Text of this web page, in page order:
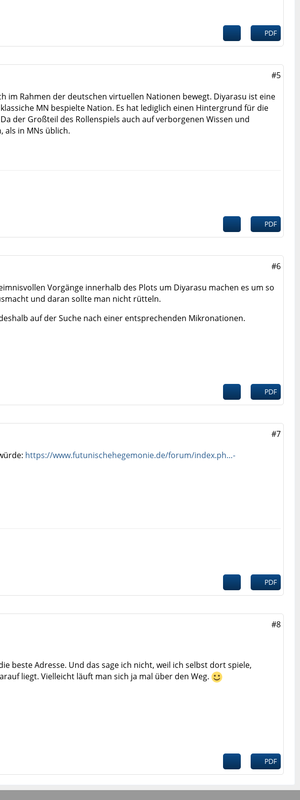
PDF
#5
im Rahmen der deutschen virtuellen Nationen bewegt. Diyarasu ist eine
MN bespielte Nation. Es hat lediglich einen Hintergrund für die
der Großteil des Rollenspiels auch auf verborgenen Wissen und
als in MNs üblich.
PDF
#6
Vorgänge innerhalb des Plots um Diyarasu machen es um so
und daran sollte man nicht rütteln.
auf der Suche nach einer entsprechenden Mikronationen.
PDF
#7
https://www.futunischehegemonie.de/forum/index.ph…-
PDF
#8
beste Adresse. Und das sage ich nicht, weil ich selbst dort spiele,
liegt. Vielleicht läuft man sich ja mal über den Weg.
PDF